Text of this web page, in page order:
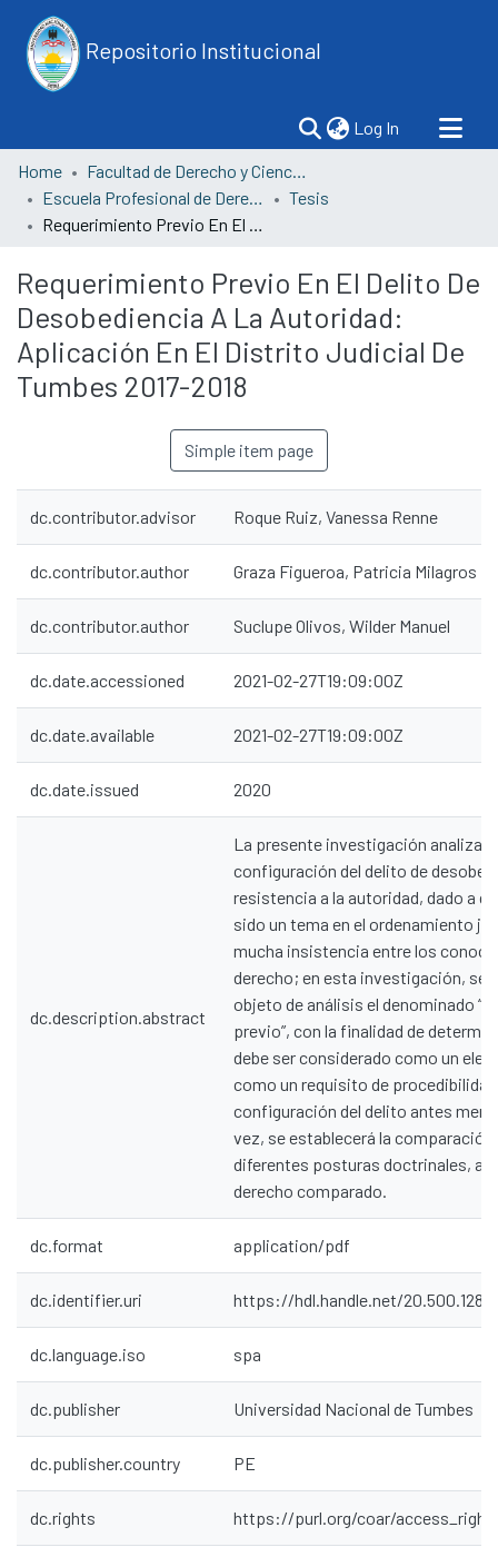
Repositorio Institucional
Log In (current)
Home
Facultad de Derecho y Ciencias Políticas
Escuela Profesional de Derecho
Tesis
Requerimiento Previo En El Delito De Desobediencia A La Autoridad: Aplicación En El Distrito Judicial De Tumbes 2017-2018
Requerimiento Previo En El Delito De
Desobediencia A La Autoridad:
Aplicación En El Distrito Judicial De
Tumbes 2017-2018
Simple item page
dc.contributor.advisor Roque Ruiz, Vanessa Renne
dc.contributor.author Graza Figueroa, Patricia Milagros
dc.contributor.author Suclupe Olivos, Wilder Manuel
dc.date.accessioned 2021-02-27T19:09:00Z
dc.date.available 2021-02-27T19:09:00Z
dc.date.issued 2020
dc.description.abstract
La presente investigación
configuración del delito de
resistencia a la autoridad, dado a
sido un tema en el ordenamiento
mucha insistencia entre los
derecho; en esta investigación, se
objeto de análisis el denominado
previo”, con la finalidad de
debe ser considerado como un
como un requisito de
configuración del delito antes
vez, se establecerá la comparación
diferentes posturas doctrinales,
derecho comparado.
dc.format application/pdf
dc.identifier.uri https://hdl.handle.net/
dc.language.iso spa
dc.publisher Universidad Nacional de Tumbes
dc.publisher.country PE
dc.rights https://purl.org/coar/